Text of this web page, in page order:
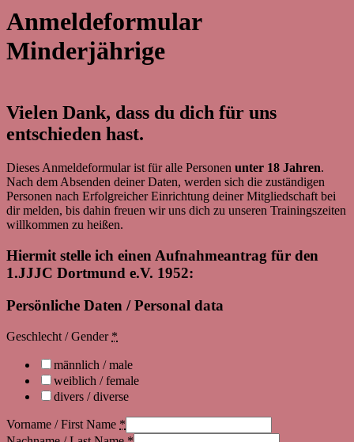
Anmeldeformular
Minderjährige
Vielen Dank, dass du dich für uns
entschieden hast.
Dieses Anmeldeformular ist für alle Personen unter 18 Jahren.
Nach dem Absenden deiner Daten, werden sich die zuständigen
Personen nach Erfolgreicher Einrichtung deiner Mitgliedschaft bei
dir melden, bis dahin freuen wir uns dich zu unseren Trainingszeiten
willkommen zu heißen.
Hiermit stelle ich einen Aufnahmeantrag für den
1.JJJC Dortmund e.V. 1952:
Persönliche Daten / Personal data
Geschlecht / Gender *
männlich / male
weiblich / female
divers / diverse
Vorname / First Name *